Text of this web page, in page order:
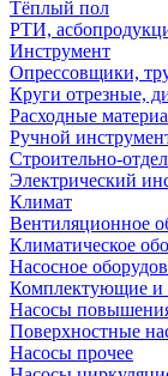
Тёплый пол
РТИ,
Инструмент
Опрессовщики,
Круги отрезные,
Расходные
Ручной
Строительно-
Электрический
Климат
Вентиляционное
Климатическое
Насосное
Комплектующие и
Насосы
Поверхностные
Насосы прочее